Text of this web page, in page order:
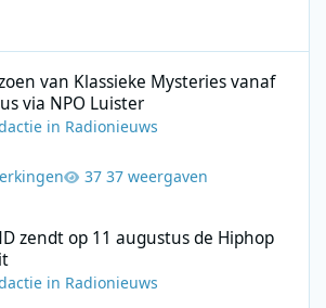
van Klassieke Mysteries vanaf
via NPO Luister
in Radionieuws
37 weergaven
zendt op 11 augustus de Hiphop
in Radionieuws